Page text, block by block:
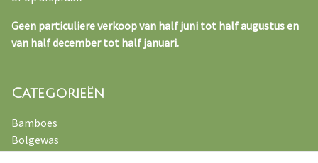
Geen particuliere verkoop van half juni tot half augustus en
van half december tot half januari.
Categorieën
Bamboes
Bolgewas
Kruiden